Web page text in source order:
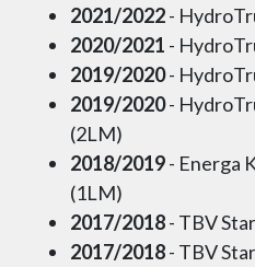
2021/2022-
2020/2021 -
2019/2020-
2019/2020-
(2LM)
2018/2019- Energa
(1LM)
2017/2018- TBV
2017/2018- TBV